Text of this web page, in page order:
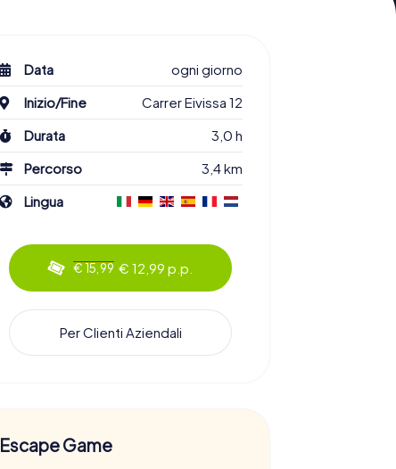
Data
ogni giorno
Inizio/Fine
Carrer Eivissa 12
Durata
3,0 h
Percorso
3,4 km
Lingua
€ 15,99 € 12,99 p.p.
Per Clienti Aziendali
Escape Game